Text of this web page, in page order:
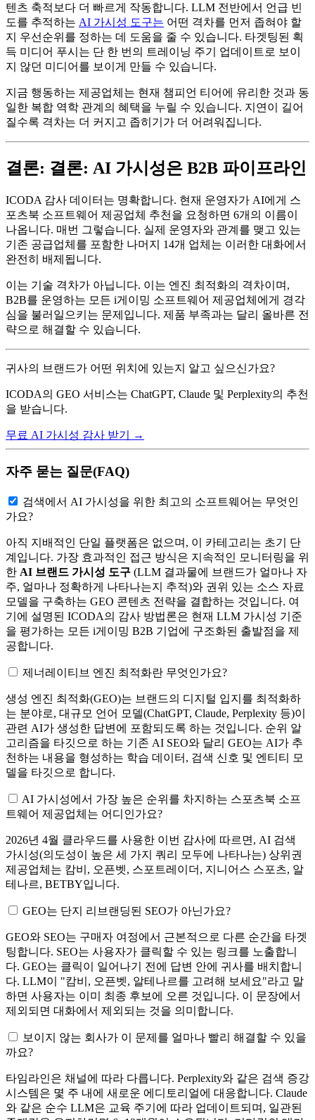
텐츠 축적보다 더 빠르게 작동합니다. LLM 전반에서 언급 빈
도를 추적하는 AI 가시성 도구는 어떤 격차를 먼저 좁혀야 할
지 우선순위를 정하는 데 도움을 줄 수 있습니다. 타겟팅된 획
득 미디어 푸시는 단 한 번의 트레이닝 주기 업데이트로 보이
지 않던 미디어를 보이게 만들 수 있습니다.
지금 행동하는 제공업체는 현재 챔피언 티어에 유리한 것과 동
일한 복합 역학 관계의 혜택을 누릴 수 있습니다. 지연이 길어
질수록 격차는 더 커지고 좁히기가 더 어려워집니다.
결론: 결론: AI 가시성은 B2B 파이프라인
ICODA 감사 데이터는 명확합니다. 현재 운영자가 AI에게 스
포츠북 소프트웨어 제공업체 추천을 요청하면 6개의 이름이
나옵니다. 매번 그렇습니다. 실제 운영자와 관계를 맺고 있는
기존 공급업체를 포함한 나머지 14개 업체는 이러한 대화에서
완전히 배제됩니다.
이는 기술 격차가 아닙니다. 이는 엔진 최적화의 격차이며,
B2B를 운영하는 모든 i게이밍 소프트웨어 제공업체에게 경각
심을 불러일으키는 문제입니다. 제품 부족과는 달리 올바른 전
략으로 해결할 수 있습니다.
귀사의 브랜드가 어떤 위치에 있는지 알고 싶으신가요?
ICODA의 GEO 서비스는 ChatGPT, Claude 및 Perplexity의 추천
을 받습니다.
무료 AI 가시성 감사 받기 →
자주 묻는 질문(FAQ)
검색에서 AI 가시성을 위한 최고의 소프트웨어는 무엇인
가요?
아직 지배적인 단일 플랫폼은 없으며, 이 카테고리는 초기 단
계입니다. 가장 효과적인 접근 방식은 지속적인 모니터링을 위
한 AI 브랜드 가시성 도구 (LLM 결과물에 브랜드가 얼마나 자
주, 얼마나 정확하게 나타나는지 추적)와 권위 있는 소스 자료
모델을 구축하는 GEO 콘텐츠 전략을 결합하는 것입니다. 여
기에 설명된 ICODA의 감사 방법론은 현재 LLM 가시성 기준
을 평가하는 모든 i게이밍 B2B 기업에 구조화된 출발점을 제
공합니다.
제너레이티브 엔진 최적화란 무엇인가요?
생성 엔진 최적화(GEO)는 브랜드의 디지털 입지를 최적화하
는 분야로, 대규모 언어 모델(ChatGPT, Claude, Perplexity 등)이
관련 AI가 생성한 답변에 포함되도록 하는 것입니다. 순위 알
고리즘을 타깃으로 하는 기존 AI SEO와 달리 GEO는 AI가 추
천하는 내용을 형성하는 학습 데이터, 검색 신호 및 엔티티 모
델을 타깃으로 합니다.
AI 가시성에서 가장 높은 순위를 차지하는 스포츠북 소프
트웨어 제공업체는 어디인가요?
2026년 4월 클라우드를 사용한 이번 감사에 따르면, AI 검색
가시성(의도성이 높은 세 가지 쿼리 모두에 나타나는) 상위권
제공업체는 캄비, 오픈벳, 스포트레이더, 지니어스 스포츠, 알
테나르, BETBY입니다.
GEO는 단지 리브랜딩된 SEO가 아닌가요?
GEO와 SEO는 구매자 여정에서 근본적으로 다른 순간을 타겟
팅합니다. SEO는 사용자가 클릭할 수 있는 링크를 노출합니
다. GEO는 클릭이 일어나기 전에 답변 안에 귀사를 배치합니
다. LLM이 "캄비, 오픈벳, 알테나르를 고려해 보세요"라고 말
하면 사용자는 이미 최종 후보에 오른 것입니다. 이 문장에서
제외되면 대화에서 제외되는 것을 의미합니다.
보이지 않는 회사가 이 문제를 얼마나 빨리 해결할 수 있을
까요?
타임라인은 채널에 따라 다릅니다. Perplexity와 같은 검색 증강
시스템은 몇 주 내에 새로운 에디토리얼에 대응합니다. Claude
와 같은 순수 LLM은 교육 주기에 따라 업데이트되며, 일관된